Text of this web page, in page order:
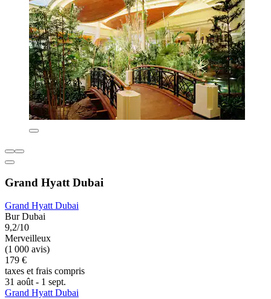
Grand Hyatt Dubai
Grand Hyatt Dubai
Bur Dubai
9,2/10
Merveilleux
(1 000 avis)
179 €
taxes et frais compris
31 août - 1 sept.
Grand Hyatt Dubai